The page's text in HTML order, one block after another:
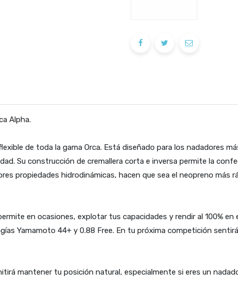
Alpha.
de toda la gama Orca. Está diseñado para los nadadores
Su construcción de cremallera corta e inversa permite la
propiedades hidrodinámicas, hacen que sea el neopreno más
en ocasiones, explotar tus capacidades y rendir al 100%
Yamamoto 44+ y 0.88 Free. En tu próxima competición
mantener tu posición natural, especialmente si eres un